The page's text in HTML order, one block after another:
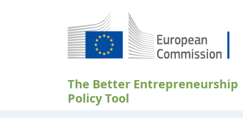
Sari la conținutul principal
The Better Entrepreneurship
Policy Tool